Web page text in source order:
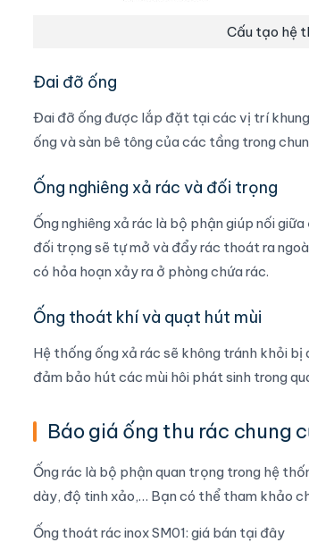
Cấu tạo hệ
Đai đỡ ống
Đai đỡ ống được lắp đặt tại các vị trí khung
ống và sàn bê tông của các tầng trong
Ống nghiêng xả rác và đối trọng
Ống nghiêng xả rác là bộ phận giúp nối
đối trọng sẽ tự mở và đẩy rác thoát ra
có hỏa hoạn xảy ra ở phòng chứa rác.
Ống thoát khí và quạt hút mùi
Hệ thống ống xả rác sẽ không tránh khỏi
đảm bảo hút các mùi hôi phát sinh trong
Báo giá ống thu rác chung
Ống rác là bộ phận quan trọng trong hệ
dày, độ tinh xảo,… Bạn có thể tham khảo
Ống thoát rác inox SM01: giá bán tại đây